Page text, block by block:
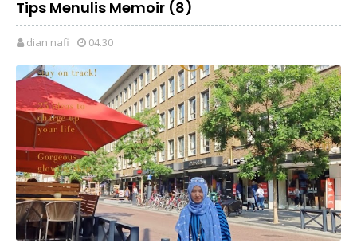
Tips Menulis Memoir (8)
dian nafi 04.30